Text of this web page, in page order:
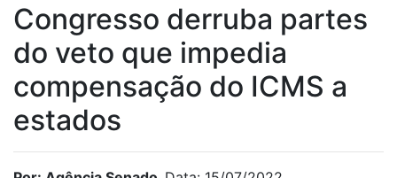
Congresso derruba partes
do veto que impedia
compensação do ICMS a
estados